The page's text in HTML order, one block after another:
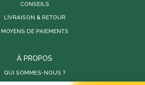
CONSEILS
LIVRAISON & RETOUR
MOYENS DE PAIEMENTS
À PROPOS
QUI SOMMES-NOUS ?